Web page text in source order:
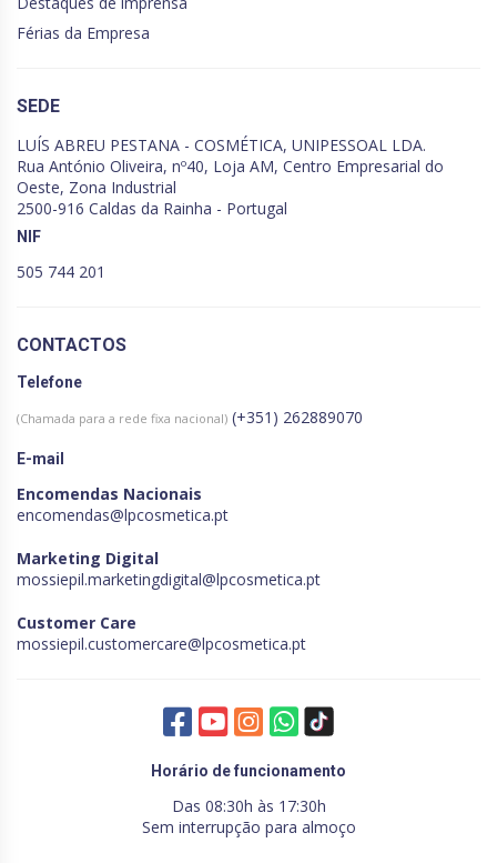
Férias da Empresa
SEDE
LUÍS ABREU PESTANA - COSMÉTICA, UNIPESSOAL LDA.
Rua António Oliveira, nº40, Loja AM, Centro Empresarial do
Oeste, Zona Industrial
2500-916 Caldas da Rainha - Portugal
NIF
505 744 201
CONTACTOS
Telefone
(Chamada para a rede fixa nacional) (+351) 262889070
E-mail
Encomendas Nacionais
encomendas@lpcosmetica.pt
Marketing Digital
mossiepil.marketingdigital@lpcosmetica.pt
Customer Care
mossiepil.customercare@lpcosmetica.pt
Horário de funcionamento
Das 08:30h às 17:30h
Sem interrupção para almoço